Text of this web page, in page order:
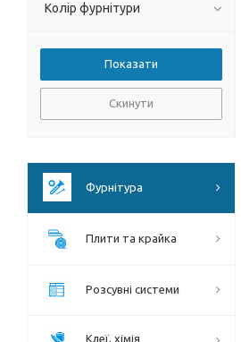
Колір фурнітури
Скинути
Фурнітура
Плити та крайка
Розсувні системи
Клеї, хімія